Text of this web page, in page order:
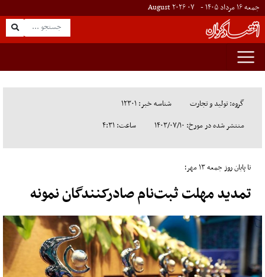
جمعه ۱۶ مرداد ۱۴۰۵ - ۰۷۲۰۲۶
گروه: تولید و تجارت
شناسه خبر: ۱۲۳۰۱
منتشر شده در مورخ: ۱۴۰۳/۰۷/۱۰
ساعت: ۴:۳۱
تا پایان روز جمعه ۱۳ مهر؛
تمدید مهلت ثبت‌نام صادرکنندگان نمونه